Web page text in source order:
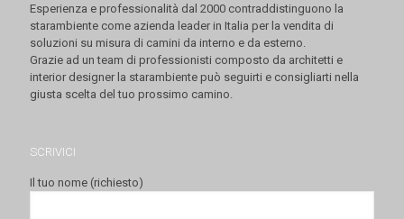
Esperienza e professionalità dal 2000 contraddistinguono la
starambiente come azienda leader in Italia per la vendita di
soluzioni su misura di camini da interno e da esterno.
Grazie ad un team di professionisti composto da architetti e
interior designer la starambiente può seguirti e consigliarti nella
giusta scelta del tuo prossimo camino.
SCRIVICI
Il tuo nome (richiesto)